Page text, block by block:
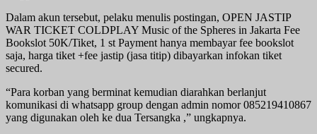
Dalam akun tersebut, pelaku menulis postingan, OPEN JASTIP
WAR TICKET COLDPLAY Music of the Spheres in Jakarta Fee
Bookslot 50K/Tiket, 1 st Payment hanya membayar fee bookslot
saja, harga tiket +fee jastip (jasa titip) dibayarkan infokan tiket
secured.
“Para korban yang berminat kemudian diarahkan berlanjut
komunikasi di whatsapp group dengan admin nomor 085219410867
yang digunakan oleh ke dua Tersangka ,” ungkapnya.